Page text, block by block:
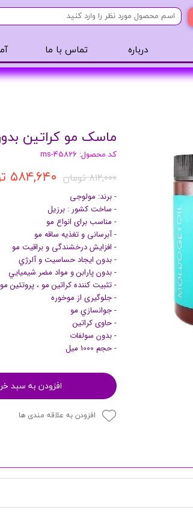
مراقبت مو
روغن مو
ژل مو
حالت دهنده مو
شامپو سر
درباره تماس با ما
ماسک مو کراتین
کد محصول: ms-45826
۸۱۲,۰۰۰ تومان ۵۸۴,۶۴۰ تومان
- برند: مولوجی
- ساخت کشور : برزیل
- مناسب برای انواع مو
- آبرسانی و تغذیه ساقه مو
- افزایش درخشندگی و براقیت مو
- بدون ايجاد حساسيت و آلرژي
- بدون پارابن و مواد مضر شيميايي
- تثبیت کننده کراتین مو ، پروتئین
- جلوگیری از موخوره
- جوانسازي مو
- حاوی کراتین
- بدون سولفات
- حجم 1000 میل
افزودن به سبد
افزودن به علاقه مندی ها